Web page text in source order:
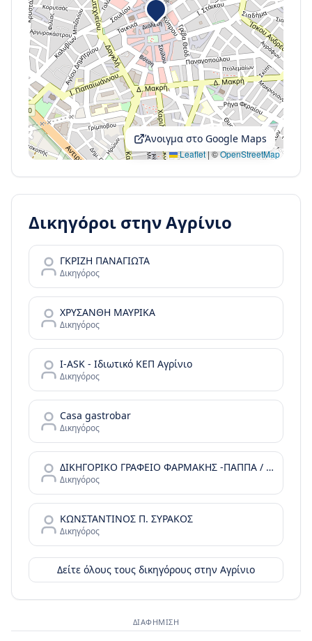
Leaflet|©OpenStreetMap
Άνοιγμα στο Google Maps
Δικηγόροι στηνΑγρίνιο
ΓΚΡΙΖΗ ΠΑΝΑΓΙΩΤΑ
Δικηγόρος
ΧΡΥΣΑΝΘΗ ΜΑΥΡΙΚΑ
Δικηγόρος
I-ASK - Ιδιωτικό ΚΕΠ Αγρίνιο
Δικηγόρος
Casa gastrobar
Δικηγόρος
ΔΙΚΗΓΟΡΙΚΟ ΓΡΑΦΕΙΟ ΦΑΡΜΑΚΗΣ -ΠΑΠΠΑ / FARMAKIS & PAPPA LAW OFFICE
Δικηγόρος
ΚΩΝΣΤΑΝΤΙΝΟΣ Π. ΣΥΡΑΚΟΣ
Δικηγόρος
Δείτε όλους τους δικηγόρους στην Αγρίνιο
ΔΙΑΦΉΜΙΣΗ